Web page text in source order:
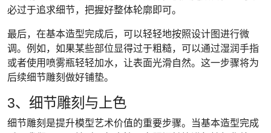
必过于追求细节，把握好整体轮廓即可。
最后，在基本造型完成后，可以轻轻地按照设计图进行微
调。例如，如果某些部位显得过于粗糙，可以通过湿润手指
或者使用喷雾瓶轻轻加水，让表面光滑自然。这一步骤将为
后续细节雕刻做好铺垫。
3、细节雕刻与上色
细节雕刻是提升模型艺术价值的重要步骤。当基本造型完成